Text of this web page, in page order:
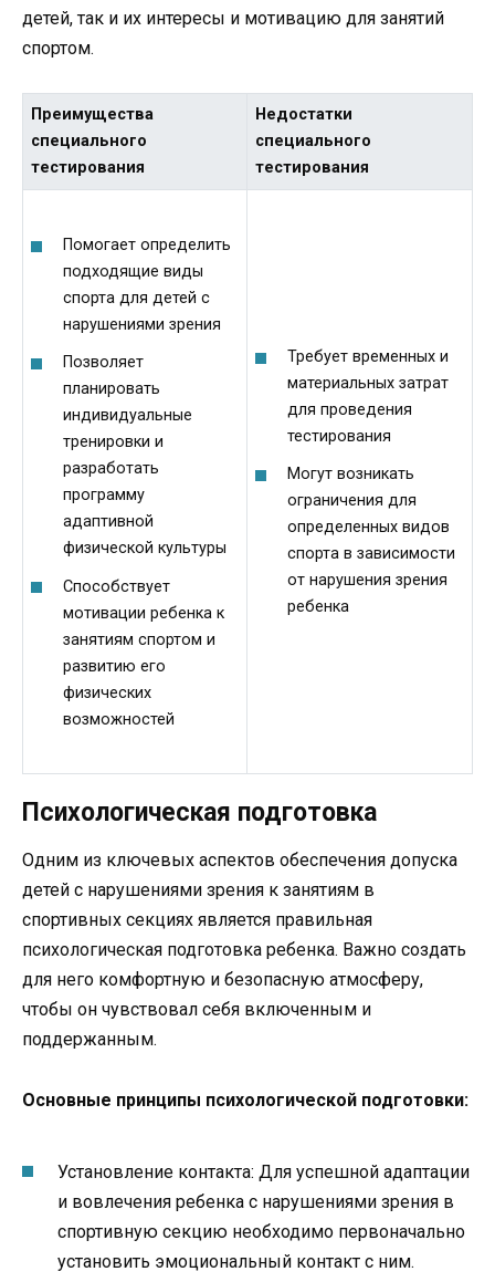
детей, так и их интересы и мотивацию для занятий
спортом.
Преимущества
специального
тестирования
Недостатки
специального
тестирования
Помогает определить
подходящие виды
спорта для детей с
нарушениями зрения
Позволяет
планировать
индивидуальные
тренировки и
разработать
программу
адаптивной
физической культуры
Способствует
мотивации ребенка к
занятиям спортом и
развитию его
физических
возможностей
Требует временных и
материальных затрат
для проведения
тестирования
Могут возникать
ограничения для
определенных видов
спорта в зависимости
от нарушения зрения
ребенка
Психологическая подготовка
Одним из ключевых аспектов обеспечения допуска
детей с нарушениями зрения к занятиям в
спортивных секциях является правильная
психологическая подготовка ребенка. Важно создать
для него комфортную и безопасную атмосферу,
чтобы он чувствовал себя включенным и
поддержанным.
Основные принципы психологической подготовки:
Установление контакта: Для успешной адаптации
и вовлечения ребенка с нарушениями зрения в
спортивную секцию необходимо первоначально
установить эмоциональный контакт с ним.